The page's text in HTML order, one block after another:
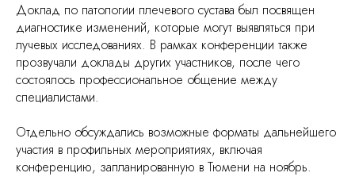
Доклад по патологии плечевого сустава был посвящен
диагностике изменений, которые могут выявляться при
лучевых исследованиях. В рамках конференции также
прозвучали доклады других участников, после чего
состоялось профессиональное общение между
специалистами.
Отдельно обсуждались возможные форматы дальнейшего
участия в профильных мероприятиях, включая
конференцию, запланированную в Тюмени на ноябрь.